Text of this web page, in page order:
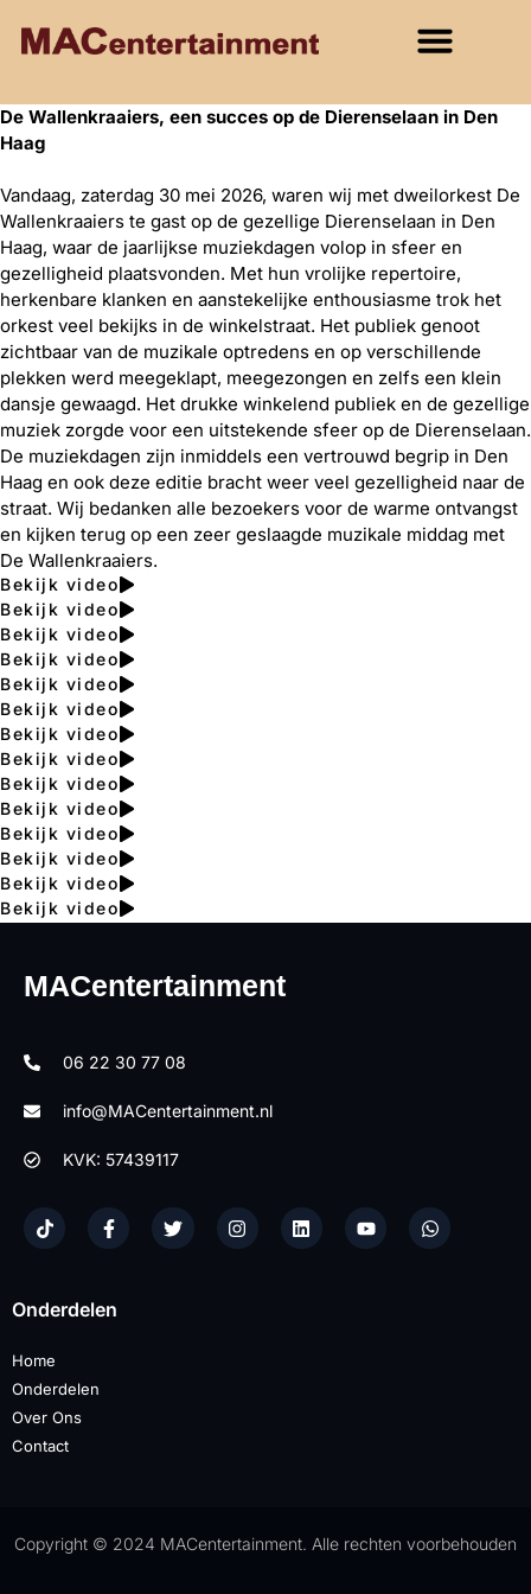
De Wallenkraaiers, een succes op de Dierenselaan in Den
Haag
Vandaag, zaterdag 30 mei 2026, waren wij met dweilorkest De
Wallenkraaiers te gast op de gezellige Dierenselaan in Den
Haag, waar de jaarlijkse muziekdagen volop in sfeer en
gezelligheid plaatsvonden. Met hun vrolijke repertoire,
herkenbare klanken en aanstekelijke enthousiasme trok het
orkest veel bekijks in de winkelstraat. Het publiek genoot
zichtbaar van de muzikale optredens en op verschillende
plekken werd meegeklapt, meegezongen en zelfs een klein
dansje gewaagd. Het drukke winkelend publiek en de gezellige
muziek zorgde voor een uitstekende sfeer op de Dierenselaan.
De muziekdagen zijn inmiddels een vertrouwd begrip in Den
Haag en ook deze editie bracht weer veel gezelligheid naar de
straat. Wij bedanken alle bezoekers voor de warme ontvangst
en kijken terug op een zeer geslaagde muzikale middag met
De Wallenkraaiers.
Bekijk video
Bekijk video
Bekijk video
Bekijk video
Bekijk video
Bekijk video
Bekijk video
Bekijk video
Bekijk video
Bekijk video
Bekijk video
Bekijk video
Bekijk video
Bekijk video
MACentertainment
06 22 30 77 08
info@MACentertainment.nl
KVK: 57439117
Onderdelen
Home
Onderdelen
Over Ons
Contact
Copyright © 2024 MACentertainment. Alle rechten voorbehouden